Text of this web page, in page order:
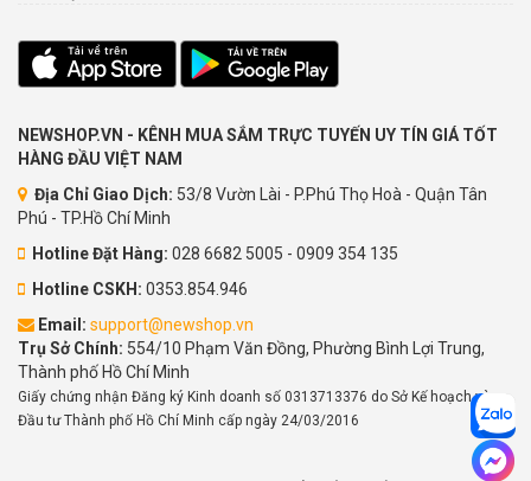
NEWSHOP.VN - KÊNH MUA SẮM TRỰC TUYẾN UY TÍN GIÁ TỐT
HÀNG ĐẦU VIỆT NAM
Địa Chỉ Giao Dịch: 53/8 Vườn Lài - P.Phú Thọ Hoà - Quận Tân
Phú - TP.Hồ Chí Minh
Hotline Đặt Hàng: 028 6682 5005 - 0909 354 135
Hotline CSKH: 0353.854.946
Email: support@newshop.vn
Trụ Sở Chính: 554/10 Phạm Văn Đồng, Phường Bình Lợi Trung,
Thành phố Hồ Chí Minh
Giấy chứng nhận Đăng ký Kinh doanh số 0313713376 do Sở Kế hoạch và
Đầu tư Thành phố Hồ Chí Minh cấp ngày 24/03/2016